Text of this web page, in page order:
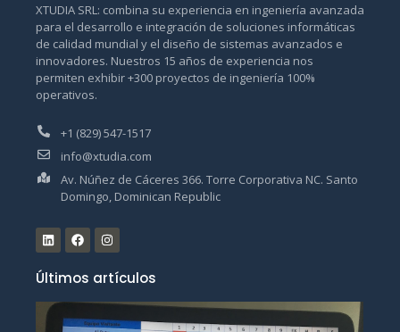
XTUDIA SRL: combina su experiencia en ingeniería avanzada
para el desarrollo e integración de soluciones informáticas
de calidad mundial y el diseño de sistemas avanzados e
innovadores. Nuestros 15 años de experiencia nos
permiten exhibir +300 proyectos de ingeniería 100%
operativos.
+1 (829) 547-1517
info@xtudia.com
Av. Núñez de Cáceres 366. Torre Corporativa NC. Santo
Domingo, Dominican Republic
Últimos artículos